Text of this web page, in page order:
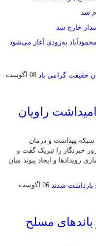
شد
08 آگوست
راویان
شبکه بهداشت و درمان
خبرنگار را تبریک گفت و
رویدادها و ایجاد پیوند میان
06 آگوست
و ۴ عضو باند‌های مسلح